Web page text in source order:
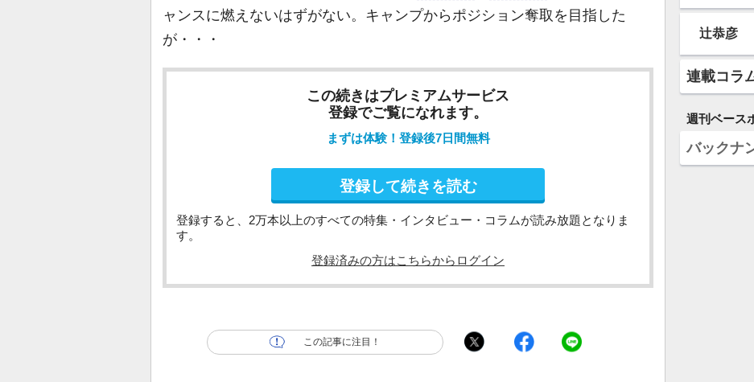
ャンスに燃えないはずがない。キャンプからポジション奪取を目指した
が・・・
この続きはプレミアムサービス
登録でご覧になれます。
まずは体験！登録後7日間無料
登録して続きを読む
登録すると、2万本以上のすべての特集・インタビュー・コラムが読み放題となりま
す。
登録済みの方はこちらからログイン
この記事に注目！
辻恭彦
連載コラ
週刊ベース
バックナ